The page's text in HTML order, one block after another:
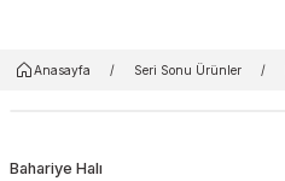
Anasayfa Seri Sonu Ürünler
Bahariye Halı